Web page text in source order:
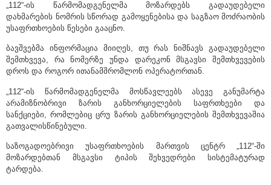
„112“-ის წარმომადგენელმა მოზარდებს გადაუდებელი
დახმარების ნომრის სწორად გამოყენებისა და საგზაო მოძრაობის
უსაფრთხოების წესები გააცნო.
ბავშვებმა ინფორმაცია მიიღეს, თუ რას ნიშნავს გადაუდებელი
შემთხვევა, რა ნომერზე უნდა დარეკონ მსგავსი შემთხვევების
დროს და როგორ ითანამშრომლონ ოპერატორთან.
„112“-ის წარმომადგენელმა მოსწავლეებს ასევე განუმარტა
არამიზნობრივი ზარის განხორციელების საფრთხეები და
სანქციები, რომლებიც ცრუ ზარის განხორციელების შემთხვევაშია
გათვალისწინებული.
საზოგადოებრივი უსაფრთხოების მართვის ცენტრ „112“-ში
მოზარდებთან მსგავსი ტიპის შეხვედრები სისტემატურად
ტარდება.